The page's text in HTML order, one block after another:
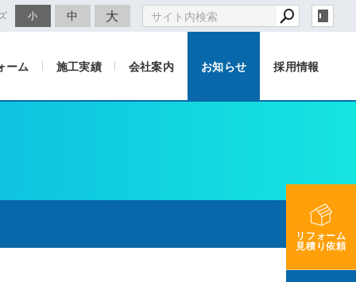
小 中 大
ーム 施工実績 会社案内 お知らせ 採用情報
リフォーム
見積り依頼